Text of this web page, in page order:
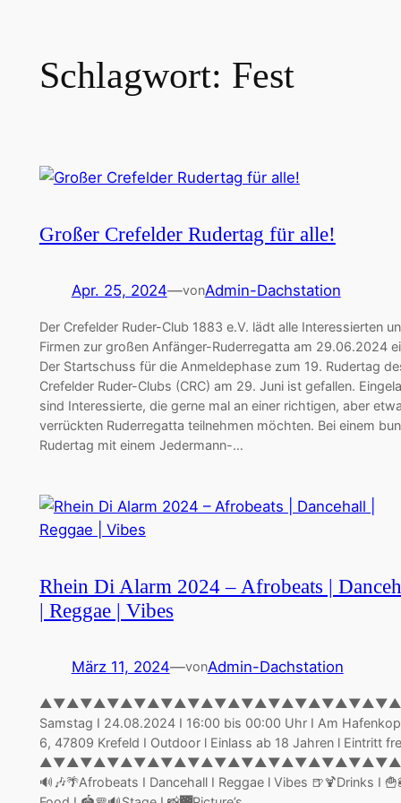
springenSchlagwort: Fest
Großer Crefelder Rudertag für alle!
Apr. 25, 2024—vonAdmin-Dachstation
Der Crefelder Ruder-Club 1883 e.V. lädt alle Interessierten
Firmen zur großen Anfänger-Ruderregatta am 29.06.2024
Der Startschuss für die Anmeldephase zum 19. Rudertag
Crefelder Ruder-Clubs (CRC) am 29. Juni ist gefallen.
sind Interessierte, die gerne mal an einer richtigen, aber
verrückten Ruderregatta teilnehmen möchten. Bei einem
Rudertag mit einem Jedermann-…
Rhein Di Alarm 2024 – Afrobeats |
| Reggae | Vibes
März 11, 2024—vonAdmin-Dachstation
Samstag I 24.08.2024 I 16:00 bis 00:00 Uhr I Am
6, 47809 Krefeld I Outdoor l Einlass ab 18 Jahren l Eintritt
🔊🎶🌴Afrobeats I Dancehall I Reggae l Vibes 🍺🍹Drinks I